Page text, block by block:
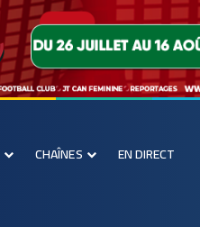
CHAÎNES EN DIRECT